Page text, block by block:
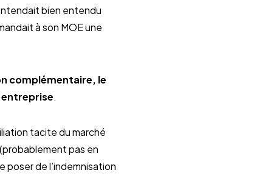
bien entendu
à son MOE une
complémentaire, le
.
tacite du marché
pas en
poser de l’indemnisation